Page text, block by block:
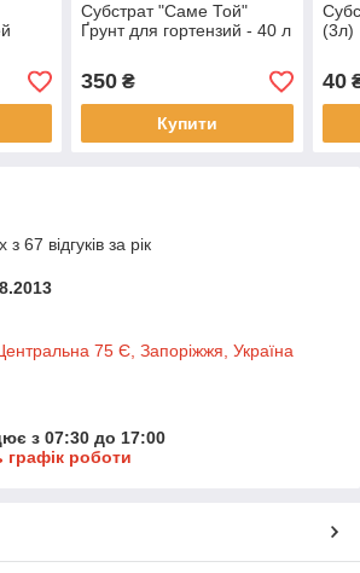
Субстрат "Саме Той"
Ґрунт для гортензий - 40 л
350₴
Купити
(3л)
40
67 відгуків за рік
75 Є, Запоріжжя, Україна
з 07:30 до 17:00
графік роботи